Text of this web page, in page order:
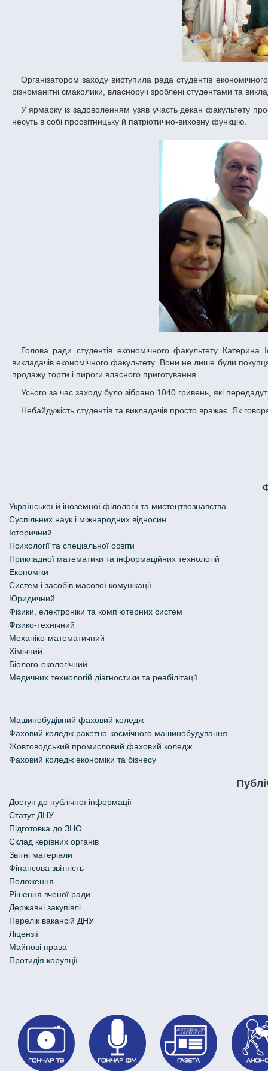
Організатором заходу виступила рада студентів економічного факультету за підтримки адміністрації факультету. На продаж виставлялися
різноманітні смаколики, власноруч зроблені студентами та
У ярмарку із задоволенням узяв участь декан факультету професор Сергій Смирнов, який відзначив надзвичайну актуальність заходів, що
несуть в собі просвітницьку й патріотично-виховну функцію.
Голова ради студентів економічного факультету Катерина Іотова розповіла про досить високу активність студентів старших курсів та
викладачів економічного факультету. Вони не лише були
продажу торти і пироги власного приготування.
Усього за час заходу було зібрано 1040 гривень, які
Небайдужість студентів та викладачів просто вражає. Як
Української й іноземної філології та мистецтвознавства
Cуспільних наук і міжнародних відносин
Історичний
Психології та спеціальної освіти
Прикладної математики та інформаційних технологій
Економіки
Систем і засобів масової комунікації
Юридичний
Фізики, електроніки та комп'ютерних систем
Фізико-технічний
Механіко-математичний
Хімічний
Біолого-екологічний
Медичних технологій діагностики та реабілітації
Машинобудівний фаховий коледж
Фаховий коледж ракетно-космічного машинобудування
Жовтоводський промисловий фаховий коледж
Фаховий коледж економіки та бізнесу
Доступ до публічної інформації
Статут ДНУ
Підготовка до ЗНО
Склад керівних органів
Звітні матеріали
Фінансова звітність
Положення
Рішення вченої ради
Державні закупівлі
Перелік вакансій ДНУ
Ліцензії
Майнові права
Протидія корупції